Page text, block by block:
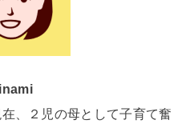
、２児の母として子育て奮